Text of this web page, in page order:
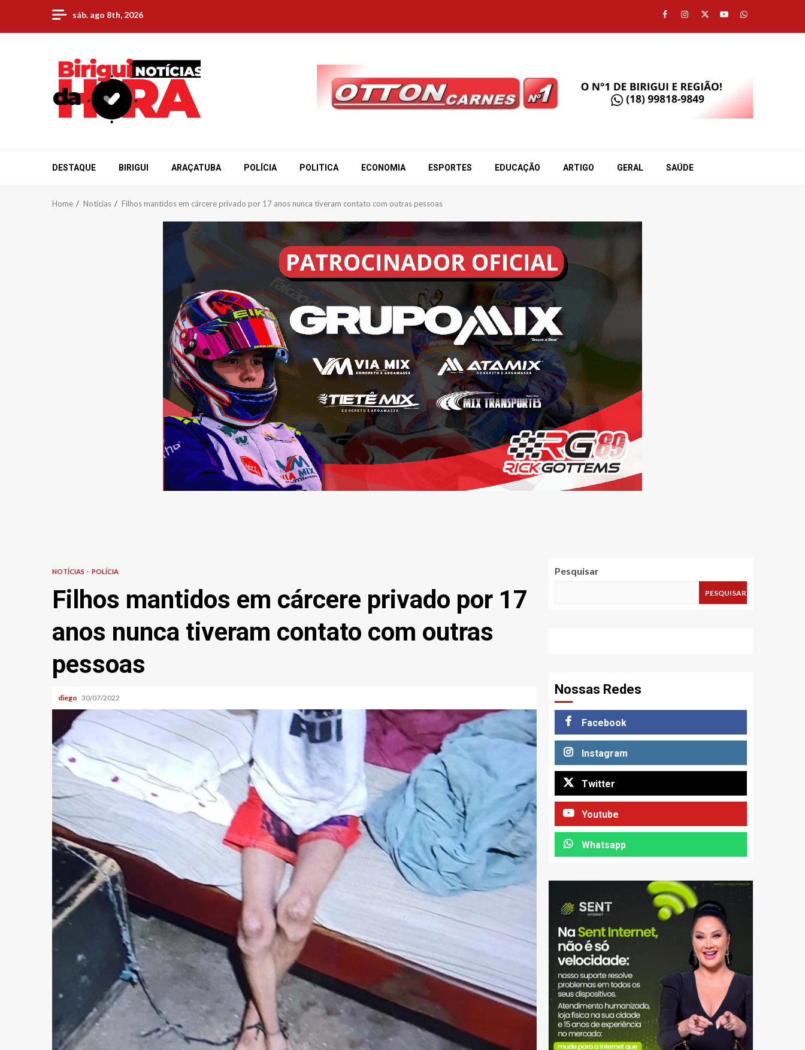
content
sáb. ago 8th, 2026 Facebook
Instagram
TwitterYoutubeWhatsapp
DESTAQUE BIRIGUI ARAÇATUBA POLÍCIA POLITICA ECONOMIA ESPORTES EDUCAÇÃO ARTIGO GERAL SAÚDE
Home Notícias Filhos mantidos em cárcere privado por 17 anos nunca tiveram contato com outras pessoas
NOTÍCIAS POLÍCIA
Filhos mantidos em cárcere privado por 17
anos nunca tiveram contato com outras
pessoas
diego 30/07/2022
Pesquisar
PESQUISAR
Nossas Redes
Facebook
Instagram
Twitter
Youtube
Whatsapp